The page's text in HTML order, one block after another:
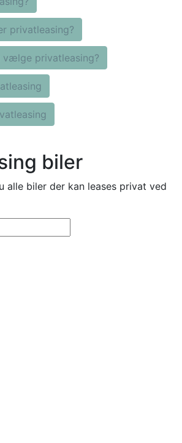
privatleasing?
privatleasing?
biler
alle biler der kan leases privat ved